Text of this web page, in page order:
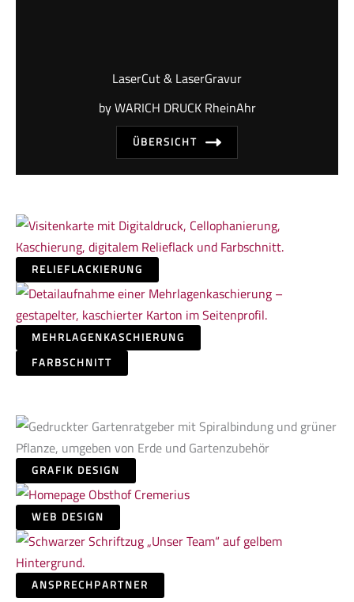
LaserCut & LaserGravur
by WARICH DRUCK RheinAhr
ÜBERSICHT
RELIEFLACKIERUNG
MEHRLAGENKASCHIERUNG
FARBSCHNITT
GRAFIK DESIGN
WEB DESIGN
ANSPRECHPARTNER